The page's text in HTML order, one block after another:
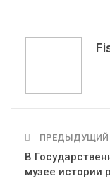
Telegram
ПРЕДЫДУЩИЙ
В
музее истории